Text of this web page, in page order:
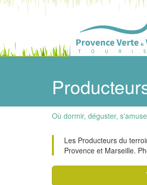
Où dormir, déguster,
Les Producteurs du
Provence et Marseille.